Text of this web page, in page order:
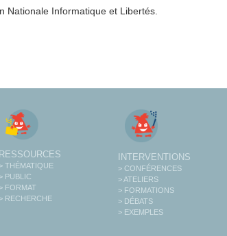
Nationale Informatique et Libertés.
RESSOURCES
THÉMATIQUE
PUBLIC
FORMAT
RECHERCHE
INTERVENTIONS
> CONFÉRENCES
> ATELIERS
> FORMATIONS
> DÉBATS
> EXEMPLES